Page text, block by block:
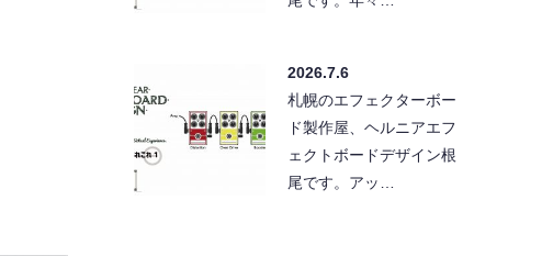
2026.7.6
札幌のエフェクターボー
ド製作屋、ヘルニアエフ
ェクトボードデザイン根
尾です。アッ…